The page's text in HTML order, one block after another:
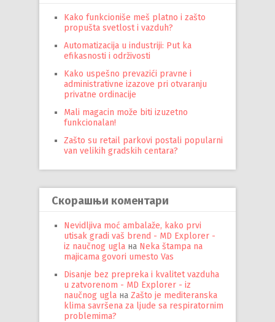
Kako funkcioniše meš platno i zašto
propušta svetlost i vazduh?
Automatizacija u industriji: Put ka
efikasnosti i održivosti
Kako uspešno prevazići pravne i
administrativne izazove pri otvaranju
privatne ordinacije
Mali magacin može biti izuzetno
funkcionalan!
Zašto su retail parkovi postali popularni
van velikih gradskih centara?
Скорашњи коментари
Nevidljiva moć ambalaže, kako prvi
utisak gradi vaš brend - MD Explorer -
iz naučnog ugla на Neka štampa na
majicama govori umesto Vas
Disanje bez prepreka i kvalitet vazduha
u zatvorenom - MD Explorer - iz
naučnog ugla на Zašto je mediteranska
klima savršena za ljude sa respiratornim
problemima?